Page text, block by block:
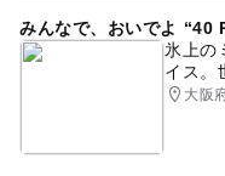
みんなで、おいでよ “40
氷上の
イス。
大阪